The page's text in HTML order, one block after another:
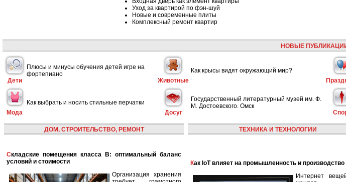
Уход за квартирой по фэн-шуй
Новые и современные плиты
Комплексный ремонт квартир
НОВЫЕ
Дети
Плюсы и минусы обучения детей игре на
фортепиано
Животные
Как крысы видят окружающий мир?
Мода
Как выбрать и носить стильные перчатки
Досуг
Государственный литературный музей им. Ф.
М. Достоевского. Омск
ДОМ, СТРОИТЕЛЬСТВО, РЕМОНТ
Складские помещения класса B: оптимальный баланс
условий и стоимости
Организация хранения
ТЕХНИКА И ТЕХНОЛОГИИ
Как IoT влияет на промышленность и производство
Интернет